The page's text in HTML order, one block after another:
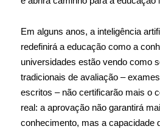
Em alguns anos, a inteligência
redefinirá a educação como a
universidades estão vendo como
tradicionais de avaliação –
escritos – não certificarão mais o
real: a aprovação não garantirá
conhecimento, mas a capacidade